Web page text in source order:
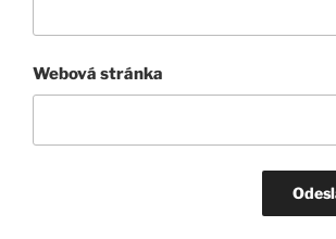
Webová stránka